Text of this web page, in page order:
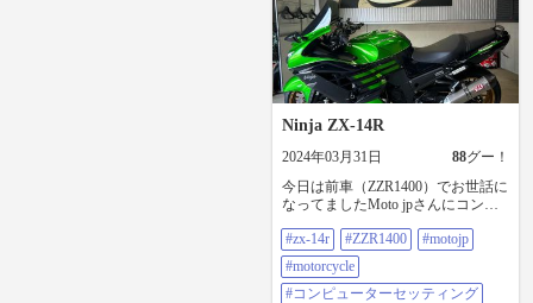
い #バイク乗りと繋がりたい #バイ
クのある風景 #バイクのある生活
Ninja ZX-14R
2024年03月31日 88グー！
今日は前車（ZZR1400）でお世話に
なってましたMoto jpさんにコンピ
ただきました。 扱い易さのフィー
リング爆上がりで、4/28にある倶楽
部のクネクネツーリングが楽しみ
👍 夜は息子を基地に送りがてらお
#zx-14r #ZZR1400
#motojp
#motorcycle
#コンピューターセッティング